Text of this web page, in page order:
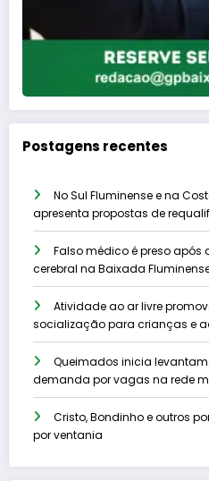
Postagens recentes
No Sul Fluminense e na
apresenta propostas de
Falso médico é preso
cerebral na Baixada
Atividade ao ar livre
socialização para crianças e
Queimados inicia
demanda por vagas na rede
Cristo, Bondinho e outros
por ventania